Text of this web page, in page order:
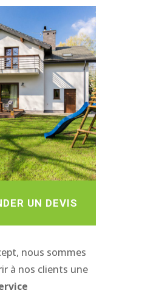
UN DEVIS
nous sommes
à nos clients une